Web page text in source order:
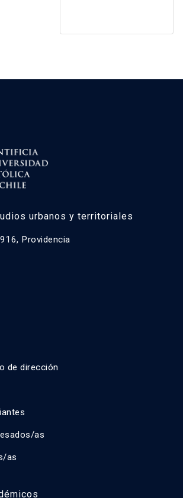
urbanos y territoriales
Providencia
de dirección
as
as